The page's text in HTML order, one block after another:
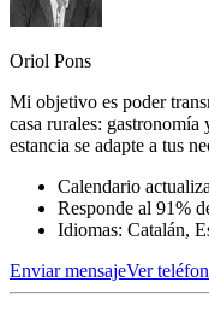
Oriol Pons
Mi objetivo es poder
casa rurales: gastronomía
estancia se adapte a tus
Calendario
Responde al 91%
Idiomas: Catalán,
Enviar mensajeVer